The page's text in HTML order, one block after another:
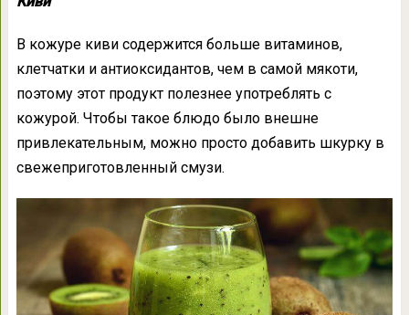
В кожуре киви содержится больше витаминов,
клетчатки и антиоксидантов, чем в самой мякоти,
поэтому этот продукт полезнее употреблять с
кожурой. Чтобы такое блюдо было внешне
привлекательным, можно просто добавить шкурку в
свежеприготовленный смузи.